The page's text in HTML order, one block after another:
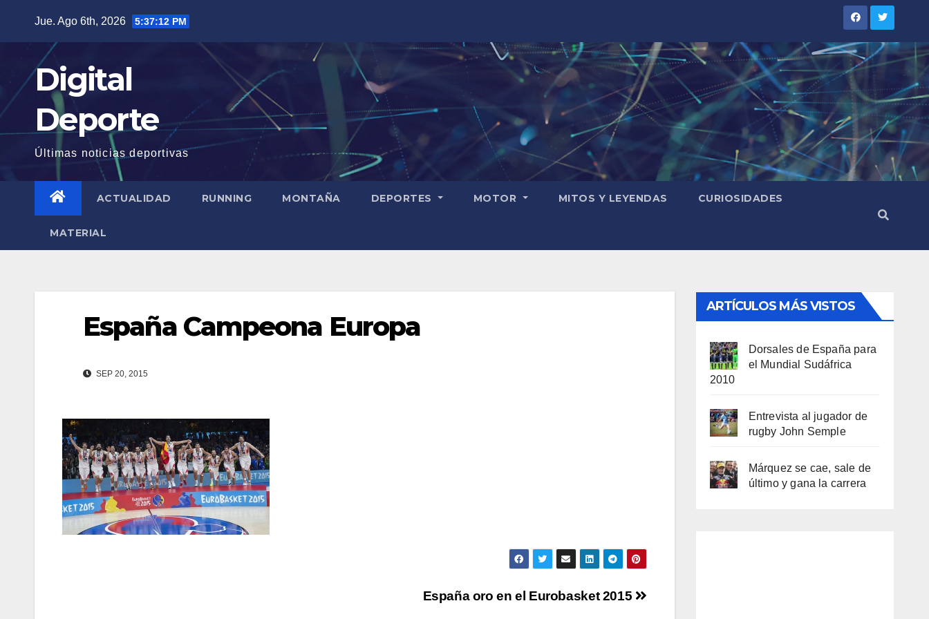
contenido
Jue. Ago 6th, 2026 5:37:13 PM
Digital
Deporte
Últimas noticias deportivas
ACTUALIDAD RUNNING MONTAÑA DEPORTES MOTOR MITOS Y LEYENDAS CURIOSIDADES
MATERIAL
España Campeona Europa
SEP 20, 2015
España oro en el Eurobasket 2015
ARTÍCULOS MÁS VISTOS
Dorsales de España para
el Mundial Sudáfrica
2010
Entrevista al jugador de
rugby John Semple
Márquez se cae, sale de
último y gana la carrera